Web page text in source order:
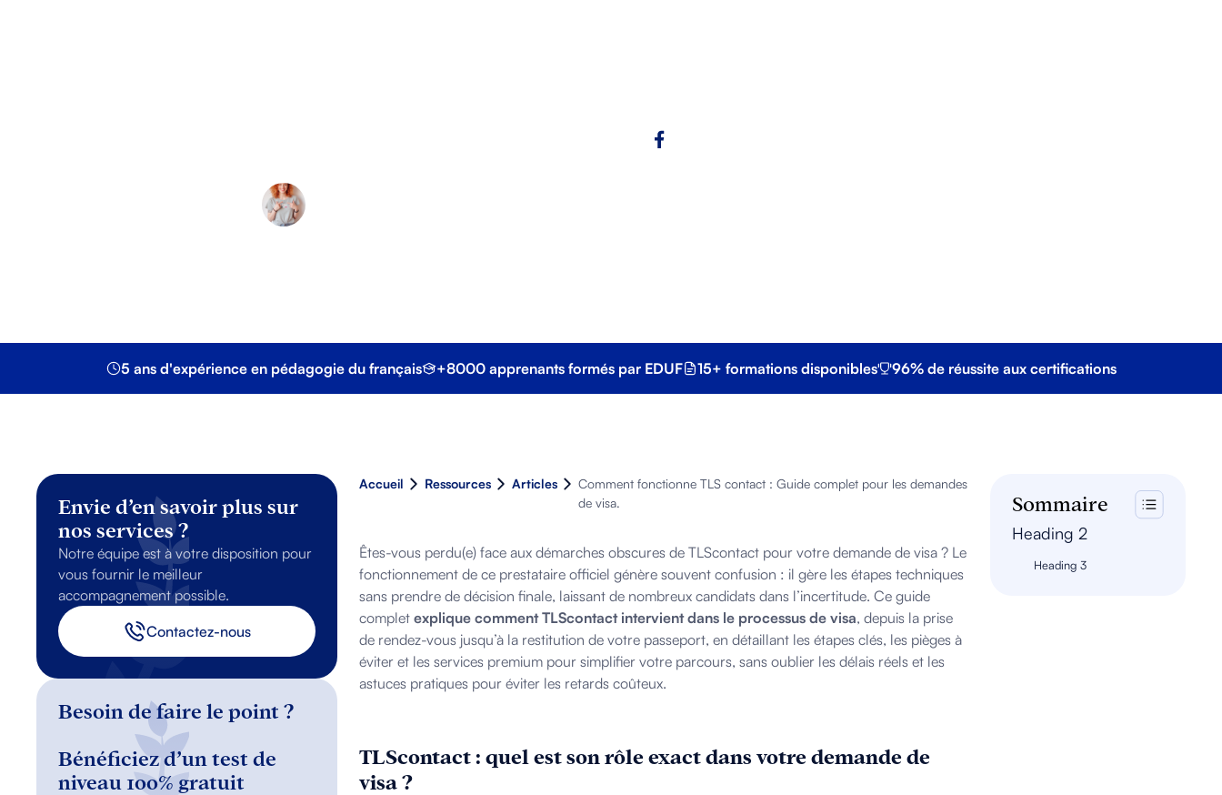
5 ans d'expérience en pédagogie du français +8000 apprenants formés par EDUF 15+ formations disponibles 96% de réussite aux certifications
Envie d’en savoir plus sur
nos services ?
Notre équipe est à votre disposition pour
vous fournir le meilleur
accompagnement possible.
Contactez-nous
Besoin de faire le point ?
Bénéficiez d’un test de
niveau 100% gratuit
Accueil Ressources Articles
Comment fonctionne TLS contact : Guide complet pour les demandes
de visa.
Êtes-vous perdu(e) face aux démarches obscures de TLScontact pour votre demande de visa ? Le
fonctionnement de ce prestataire officiel génère souvent confusion : il gère les étapes techniques
sans prendre de décision finale, laissant de nombreux candidats dans l’incertitude. Ce guide
complet explique comment TLScontact intervient dans le processus de visa, depuis la prise
de rendez-vous jusqu’à la restitution de votre passeport, en détaillant les étapes clés, les pièges à
éviter et les services premium pour simplifier votre parcours, sans oublier les délais réels et les
astuces pratiques pour éviter les retards coûteux.
TLScontact : quel est son rôle exact dans votre demande de
visa ?
Sommaire
Heading 2
Heading 3